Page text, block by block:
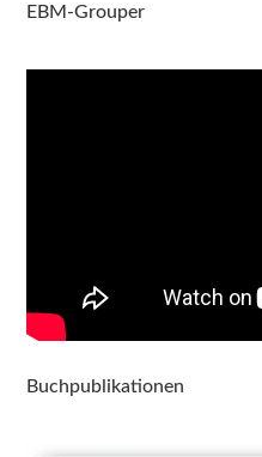
EBM-Grouper
Buchpublikationen